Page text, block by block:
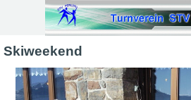
Direkt zum Seiteninhalt
Skiweekend